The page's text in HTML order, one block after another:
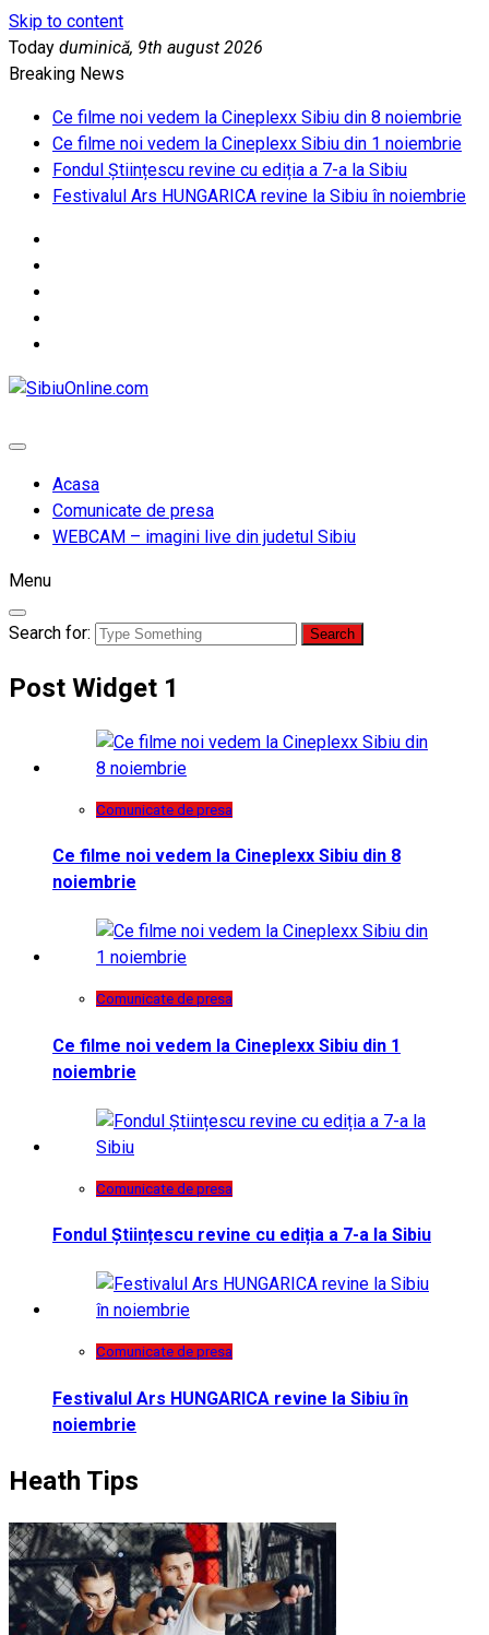
Skip to content
Today duminică, 9th august 2026
Breaking News
Ce filme noi vedem la Cineplexx Sibiu din 8 noiembrie
Ce filme noi vedem la Cineplexx Sibiu din 1 noiembrie
Fondul Științescu revine cu ediția a 7-a la Sibiu
Festivalul Ars HUNGARICA revine la Sibiu în noiembrie
Acasa
Comunicate de presa
WEBCAM – imagini live din judetul Sibiu
Menu
Search for:
Post Widget 1
Comunicate de presa
Ce filme noi vedem la Cineplexx Sibiu din 8
noiembrie
Comunicate de presa
Ce filme noi vedem la Cineplexx Sibiu din 1
noiembrie
Comunicate de presa
Fondul Științescu revine cu ediția a 7-a la Sibiu
Comunicate de presa
Festivalul Ars HUNGARICA revine la Sibiu în
noiembrie
Heath Tips